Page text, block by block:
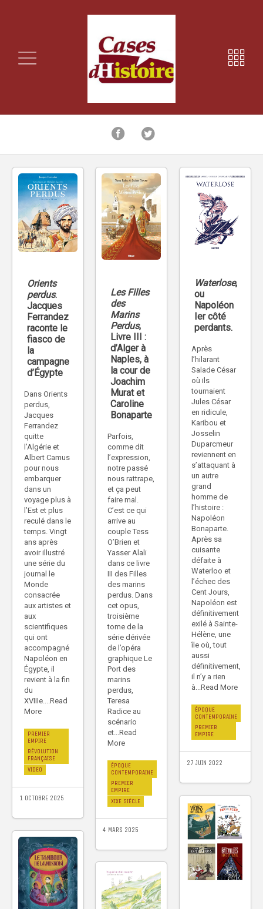
Orients
perdus.
Jacques
Ferrandez
raconte le
fiasco de
la
campagne
d’Égypte
Dans Orients
perdus,
Jacques
Ferrandez
quitte
l’Algérie et
Albert Camus
pour nous
embarquer
dans un
voyage plus à
l’Est et plus
reculé dans le
temps. Vingt
ans après
avoir illustré
une série du
journal le
Monde
consacrée
aux artistes et
aux
scientifiques
qui ont
accompagné
Napoléon en
Égypte, il
revient à la fin
du
XVIIIe....Read
More
PREMIER
EMPIRE
RÉVOLUTION
FRANÇAISE
VIDEO
1 OCTOBRE 2025
Les Filles
des
Marins
Perdus,
Livre III :
d’Alger à
Naples, à
la cour de
Joachim
Murat et
Caroline
Bonaparte
Parfois,
comme dit
l’expression,
notre passé
nous rattrape,
et ça peut
faire mal.
C’est ce qui
arrive au
couple Tess
O’Brien et
Yasser Alali
dans ce livre
III des Filles
des marins
perdus. Dans
cet opus,
troisième
tome de la
série dérivée
de l’opéra
graphique Le
Port des
marins
perdus,
Teresa
Radice au
scénario
et...Read
More
ÉPOQUE
CONTEMPORAINE
PREMIER
EMPIRE
XIXE SIÈCLE
4 MARS 2025
Waterlose,
ou
Napoléon
Ier côté
perdants.
Après
l’hilarant
Salade César
où ils
tournaient
Jules César
en ridicule,
Karibou et
Josselin
Duparcmeur
reviennent en
s’attaquant à
un autre
grand
homme de
l’histoire :
Napoléon
Bonaparte.
Après sa
cuisante
défaite à
Waterloo et
l’échec des
Cent Jours,
Napoléon est
définitivement
exilé à Sainte-
Hélène, une
île où, tout
aussi
définitivement,
il n’y a rien
à...Read More
ÉPOQUE
CONTEMPORAINE
PREMIER
EMPIRE
27 JUIN 2022